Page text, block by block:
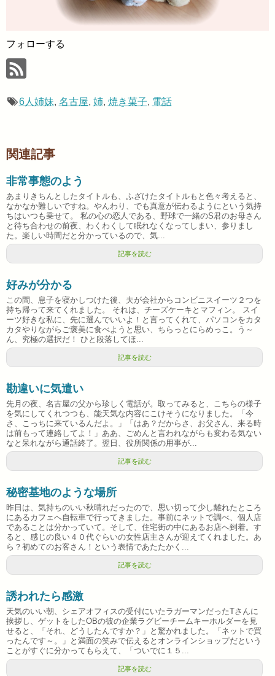
フォローする
6人姉妹, 名古屋, 姉, 焼き菓子, 電話
関連記事
非常事態のよう
あまりきちんとしたタイトルも、ふざけたタイトルもと色々考えると、
なかなか難しいですね。やんわり、でも真意が伝わるようにという気持
ちはいつも乗せて。 私の心の恋人である、野球で一緒のS君のお母さん
と待ち合わせの前夜、わくわくして眠れなくなってしまい、参りまし
た。楽しい時間だと分かっているので、気...
記事を読む
好みが分かる
この間、息子を寝かしつけた後、夫が会社からコンビニスイーツ２つを
持ち帰って来てくれました。 それは、チーズケーキとマフィン。 スイ
ーツ好きな私に、先に選んでいいよ！と言ってくれて、パソコンをカタ
カタやりながらご褒美に食べようと思い、ちらっとにらめっこ。う～
ん、究極の選択だ！ ひと段落してほ...
記事を読む
勘違いに気遣い
先月の夜、名古屋の父から珍しく電話が。取ってみると、こちらの様子
を気にしてくれつつも、能天気な内容にこけそうになりました。「今
さ、こっちに来ているんだよ。」「はあ？だからさ、お父さん、来る時
は前もって連絡してよ！」ああ、ごめんと言われながらも変わる気ない
なと呆れながら通話終了。翌日、役所関係の用事が...
記事を読む
秘密基地のような場所
昨日は、気持ちのいい秋晴れだったので、思い切って少し離れたところ
にあるカフェへ自転車で行ってきました。事前にネットで調べ、個人店
であることは分かっていて。そして、住宅街の中にあるお店へ到着。す
ると、感じの良い４０代ぐらいの女性店主さんが迎えてくれました。あ
ら？初めてのお客さん！という表情であたたかく...
記事を読む
誘われたら感激
天気のいい朝、シェアオフィスの受付にいたラガーマンだったTさんに
挨拶し、ゲットをしたOBの彼の企業ラグビーチームキーホルダーを見
せると、「それ、どうしたんですか？」と驚かれました。「ネットで買
ったんです～。」と満面の笑みで伝えるとオンラインショップだという
ことがすぐに分かってもらえて、「ついでに１５...
記事を読む